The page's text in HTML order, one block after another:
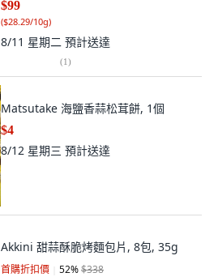
$99
($28.29/10g)
8/11 星期二 預計送達
(1)
Matsutake 海鹽香蒜松茸餅, 1個
$4
8/12 星期三 預計送達
Akkini 甜蒜酥脆烤麵包片, 8包, 35g
首購折扣價 52%$338